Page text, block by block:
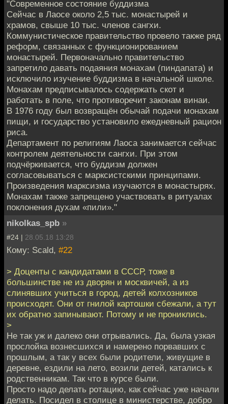
"Современное состояние буддизма
Сейчас в Лаосе около 2,5 тыс. монастырей и
храмов, свыше 10 тыс. членов сангхи.
Коммунистическое правительство провело также ряд
реформ, связанных с функционированием
монастырей. Первоначально правительство
запретило давать подаяния монахам (пиндапата) и
исключило изучение буддизма в начальной школе.
Монахам предписывалось содержать скот и
работать в поле, что противоречит законам винаи.
В 1976 году был возвращён обычай подачи монахам
пищи, и государство установило ежедневный рацион
риса.
Департамент по религиям Лаоса занимается сейчас
контролем деятельности сангхи. При этом
подчёркивается, что буддизм должен
согласовываться с марксистскими принципами.
Произведения марксизма изучаются в монастырях.
Монахам также запрещено участвовать в ритуалах
поклонения духам «пили»."
nikolkas_spb »
#24 | 28.05.18 13:28
Кому: Scald, #22
> Доценты с кандидатами в СССР, тоже в
большинстве не из дворян и москвичей, а из
слинявших учиться в город, детей колхозников
происходят. Они от гнилой картошки сбежали, а тут
их обратно запинывают. Потому и не прониклись.
>
Не так уж и далеко они отрывались. Да, была узкая
прослойка вознесшихся и намерено порвавших с
прошлым, а так у всех были родители, живущие в
деревне, ездили на лето, возили детей, катались к
родственникам. Так что в курсе были.
Просто надо делать ротацию, как сейчас уже начали
делать. Посидел в столице в министерстве, добро